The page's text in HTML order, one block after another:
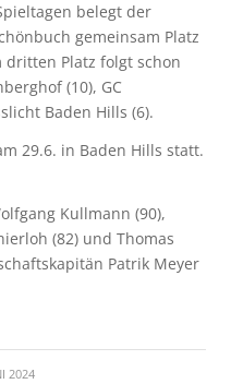
belegt der
gemeinsam Platz
dritten Platz folgt schon
(10), GC
Baden Hills (6).
29.6. in Baden Hills statt.
Kullmann (90),
(82) und Thomas
Patrik Meyer
2024